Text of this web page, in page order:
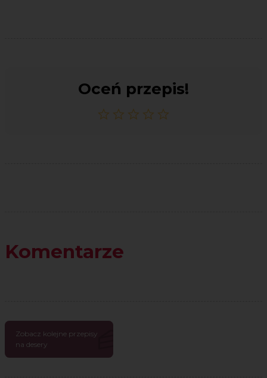
Oceń przepis!
Komentarze
Zobacz kolejne przepisy
na desery